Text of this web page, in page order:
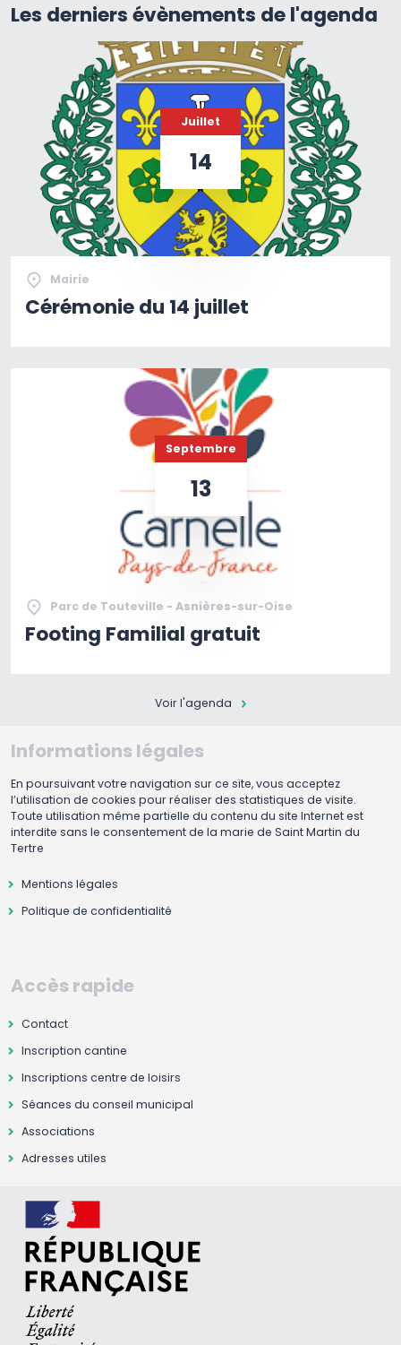
Les derniers évènements de l'agenda
Juillet
14
Mairie
Cérémonie du 14 juillet
Septembre
13
Parc de Touteville - Asnières-sur-Oise
Footing Familial gratuit
Voir l'agenda
Informations légales
En poursuivant votre navigation sur ce site, vous acceptez
l’utilisation de cookies pour réaliser des statistiques de visite.
Toute utilisation même partielle du contenu du site Internet est
interdite sans le consentement de la marie de Saint Martin du
Tertre
Mentions légales
Politique de confidentialité
Accès rapide
Contact
Inscription cantine
Inscriptions centre de loisirs
Séances du conseil municipal
Associations
Adresses utiles